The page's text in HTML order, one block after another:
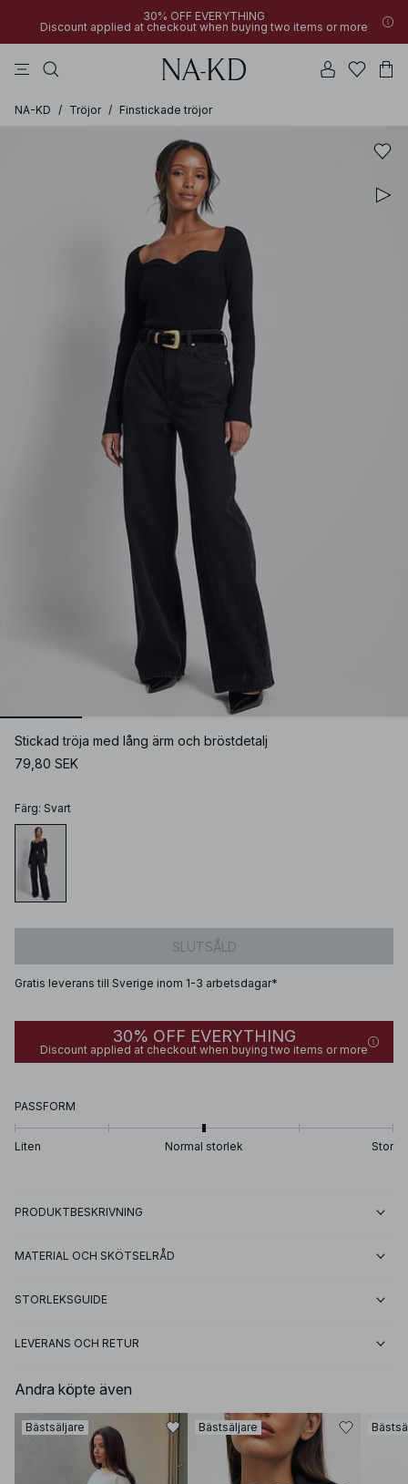
30% OFF EVERYTHING
Discount applied at checkout when buying two items or more
NA-KD / Tröjor / Finstickade tröjor
Stickad tröja med lång ärm och bröstdetalj
79,80 SEK
Färg: Svart
SLUTSÅLD
Gratis leverans till Sverige inom 1-3 arbetsdagar*
30% OFF EVERYTHING
Discount applied at checkout when buying two items or more
PASSFORM
Liten Normal storlek Stor
PRODUKTBESKRIVNING
MATERIAL OCH SKÖTSELRÅD
STORLEKSGUIDE
LEVERANS OCH RETUR
Andra köpte även
Bästsäljare Bästsäljare